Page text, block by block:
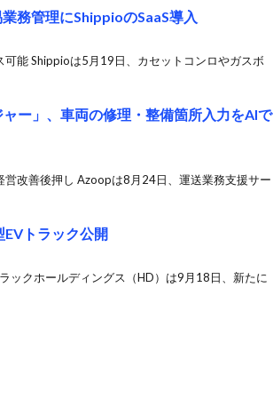
務管理にShippioのSaaS導入
能 Shippioは5月19日、カセットコンロやガスボ
ー」、車両の修理・整備箇所入力をAIで
改善後押し Azoopは8月24日、運送業務支援サー
トラック公開
ックホールディングス（HD）は9月18日、新たに